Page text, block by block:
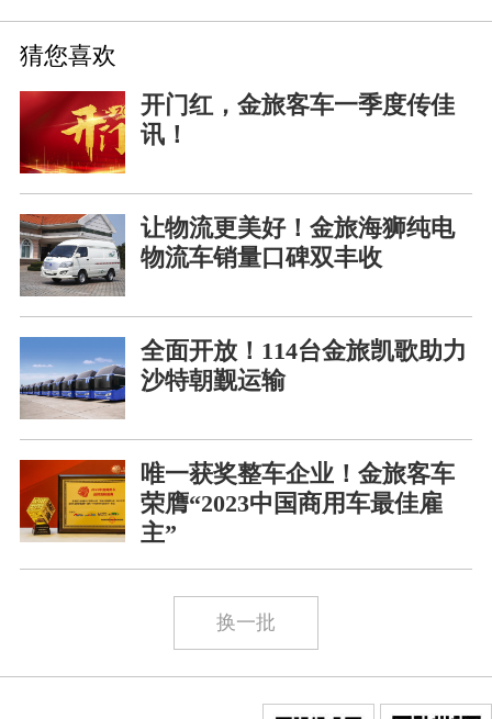
猜您喜欢
开门红，金旅客车一季度传佳
讯！
让物流更美好！金旅海狮纯电
物流车销量口碑双丰收
全面开放！114台金旅凯歌助力
沙特朝觐运输
唯一获奖整车企业！金旅客车
荣膺“2023中国商用车最佳雇
主”
换一批